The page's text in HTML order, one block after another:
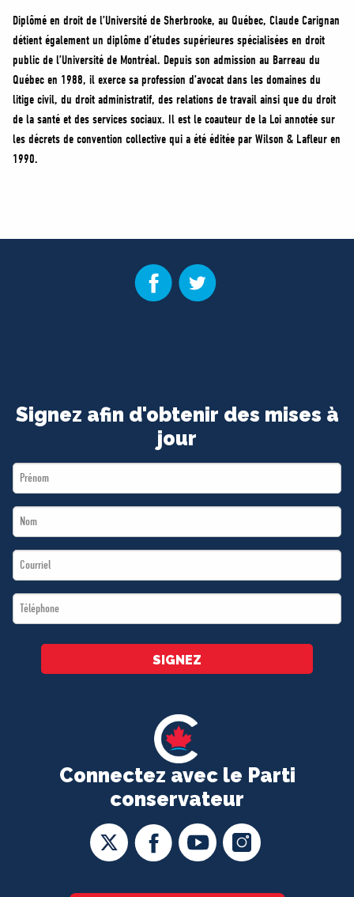
Diplômé en droit de l’Université de Sherbrooke, au Québec, Claude Carignan
détient également un diplôme d’études supérieures spécialisées en droit
public de l’Université de Montréal. Depuis son admission au Barreau du
Québec en 1988, il exerce sa profession d’avocat dans les domaines du
litige civil, du droit administratif, des relations de travail ainsi que du droit
de la santé et des services sociaux. Il est le coauteur de la Loi annotée sur
les décrets de convention collective qui a été éditée par Wilson & Lafleur en
1990.
Connectez avec le Parti
conservateur
Signez afin d'obtenir des mises à
jour
First
Name
Last
Name
Email
*
Téléphone
*
SIGNEZ